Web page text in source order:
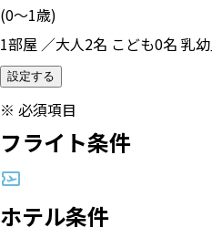
(0〜1歳)
1部屋 ／大人2名 こども0名 乳
設定する
※ 必須項目
フライト条件
ホテル条件